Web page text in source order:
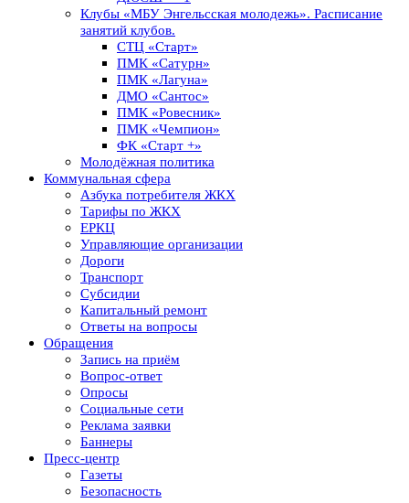
Клубы «МБУ Энгельсская молодежь». Расписание
занятий клубов.
СТЦ «Старт»
ПМК «Сатурн»
ПМК «Лагуна»
ДМО «Сантос»
ПМК «Ровесник»
ПМК «Чемпион»
ФК «Старт +»
Молодёжная политика
Коммунальная сфера
Азбука потребителя ЖКХ
Тарифы по ЖКХ
ЕРКЦ
Управляющие организации
Дороги
Транспорт
Субсидии
Капитальный ремонт
Ответы на вопросы
Обращения
Запись на приём
Вопрос-ответ
Опросы
Социальные сети
Реклама заявки
Баннеры
Пресс-центр
Газеты
Безопасность